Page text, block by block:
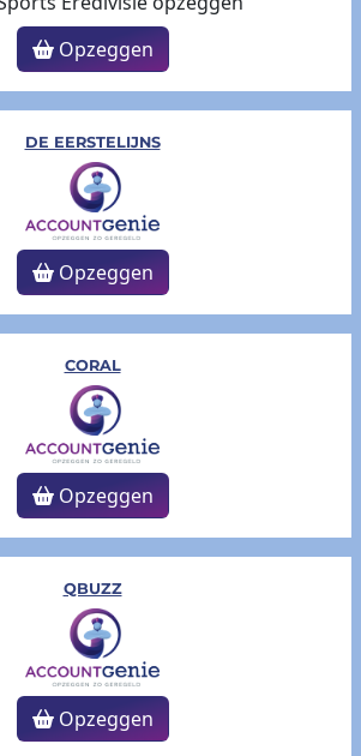
Opzeggen
DE EERSTELIJNS
Opzeggen
CORAL
Opzeggen
QBUZZ
Opzeggen